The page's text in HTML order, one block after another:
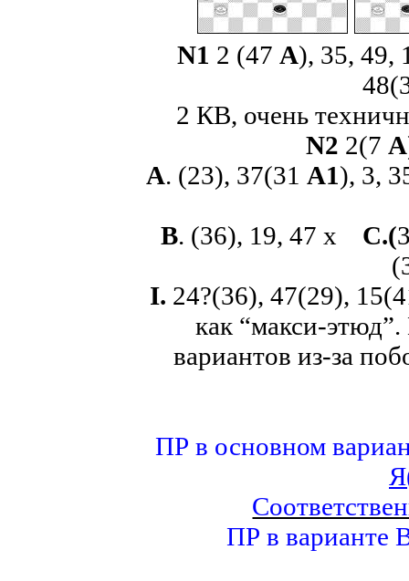
N1 2 (47 A), 35, 49,
2 КВ, очень
N2 2(7 A
A. (23), 37(31 A1), 3,
B. (36), 19, 47 x C.(
I. 24?(36), 47(29),
как “макси-
вариантов из-за
ПР в основном
ПР в варианте